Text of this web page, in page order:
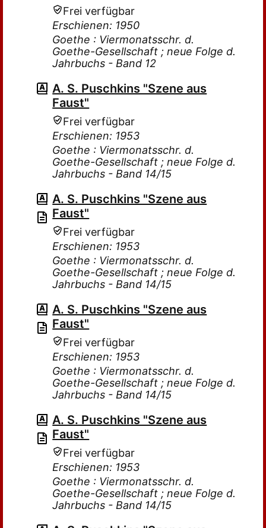
Frei verfügbar
Erschienen: 1950
Goethe : Viermonatsschr. d.
Goethe-Gesellschaft ; neue Folge d.
Jahrbuchs - Band 12
A. S. Puschkins "Szene aus
Faust"
Frei verfügbar
Erschienen: 1953
Goethe : Viermonatsschr. d.
Goethe-Gesellschaft ; neue Folge d.
Jahrbuchs - Band 14/15
A. S. Puschkins "Szene aus
Faust"
Frei verfügbar
Erschienen: 1953
Goethe : Viermonatsschr. d.
Goethe-Gesellschaft ; neue Folge d.
Jahrbuchs - Band 14/15
A. S. Puschkins "Szene aus
Faust"
Frei verfügbar
Erschienen: 1953
Goethe : Viermonatsschr. d.
Goethe-Gesellschaft ; neue Folge d.
Jahrbuchs - Band 14/15
A. S. Puschkins "Szene aus
Faust"
Frei verfügbar
Erschienen: 1953
Goethe : Viermonatsschr. d.
Goethe-Gesellschaft ; neue Folge d.
Jahrbuchs - Band 14/15